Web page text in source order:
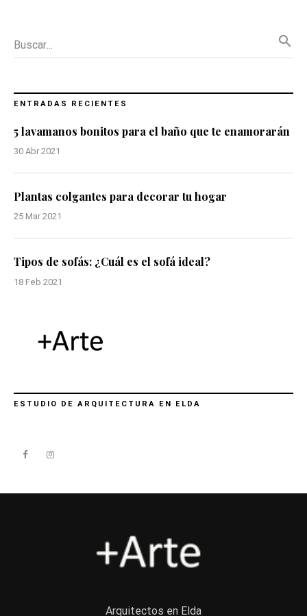
Buscar... search
ENTRADAS RECIENTES
5 lavamanos bonitos para el baño que te enamorarán
30 Abr 2021
Plantas colgantes para decorar tu hogar
25 Mar 2021
Tipos de sofás: ¿Cuál es el sofá ideal?
18 Feb 2021
ESTUDIO DE ARQUITECTURA EN ELDA
Arquitectos en Elda